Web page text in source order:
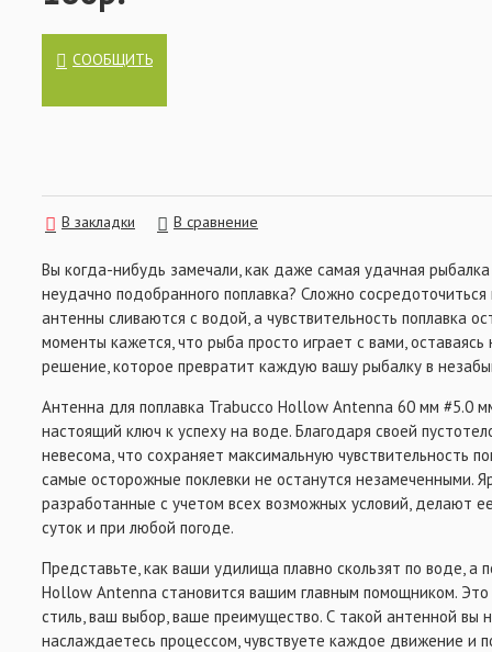
ВСЁ ДЛЯ ОСНАСТОК
СООБЩИТЬ
В закладки В сравнение
Вы когда-нибудь замечали, как даже самая удачная
неудачно подобранного поплавка? Сложно сосредоточиться
антенны сливаются с водой, а чувствительность поплавка
моменты кажется, что рыба просто играет с вами, оставаясь
решение, которое превратит каждую вашу рыбалку в
Антенна для поплавка Trabucco Hollow Antenna 60 мм #5.0
настоящий ключ к успеху на воде. Благодаря своей
невесома, что сохраняет максимальную чувствительность
самые осторожные поклевки не останутся незамеченными.
разработанные с учетом всех возможных условий, делают
суток и при любой погоде.
Представьте, как ваши удилища плавно скользят по воде, а
Hollow Antenna становится вашим главным помощником.
стиль, ваш выбор, ваше преимущество. С такой антенной вы
наслаждаетесь процессом, чувствуете каждое движение и